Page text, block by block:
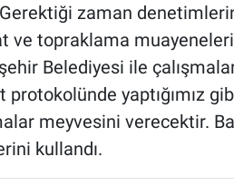
zaman
ve topraklama
Belediyesi ile
protokolünde yaptığımız
meyvesini verecektir.
kullandı.